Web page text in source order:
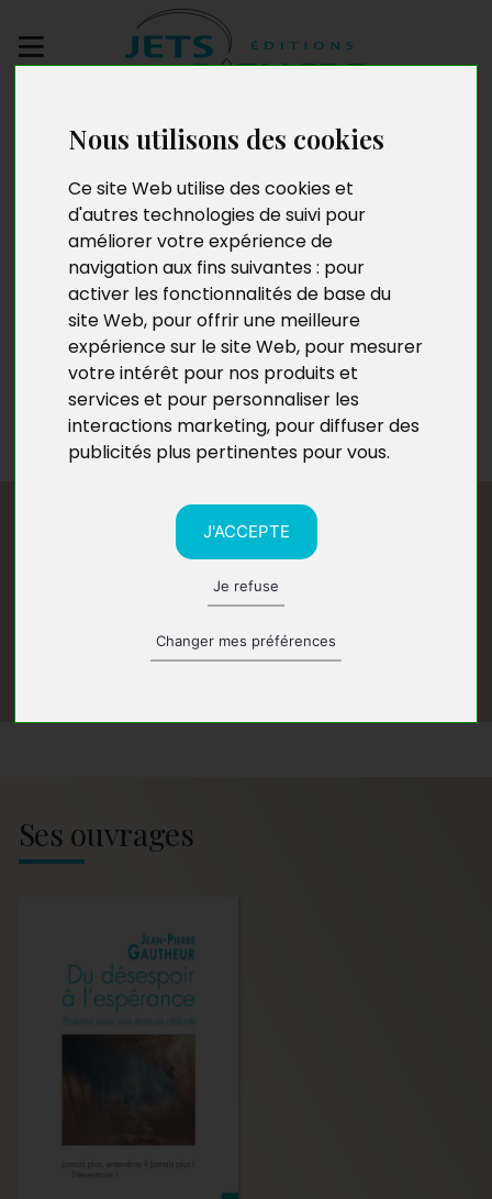
Nous utilisons des cookies
Ce site Web utilise des cookies et
d'autres technologies de suivi pour
améliorer votre expérience de
navigation aux fins suivantes : pour
activer les fonctionnalités de base du
site Web, pour offrir une meilleure
expérience sur le site Web, pour mesurer
votre intérêt pour nos produits et
services et pour personnaliser les
interactions marketing, pour diffuser des
publicités plus pertinentes pour vous.
J'ACCEPTE
Je refuse
Changer mes préférences
manuscrit
Jean-Pierre Gautheur
Jean Pierre Gautheur, 88 ans, est né à Laval. Ancien
cadre de banque, il consacre sa retraite à l’écriture. Il
est l’auteur de quatre pièces de théâtre (
Bohémienne endormie),de quatre recueils de fables
La Plume intimidée, Le Corbeau vantard
) et de
plusieurs romans ( La Mi-Temps).
Ses ouvrages